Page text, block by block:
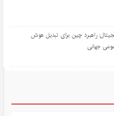
راهبرد چین برای تبدیل هوش
جهانی